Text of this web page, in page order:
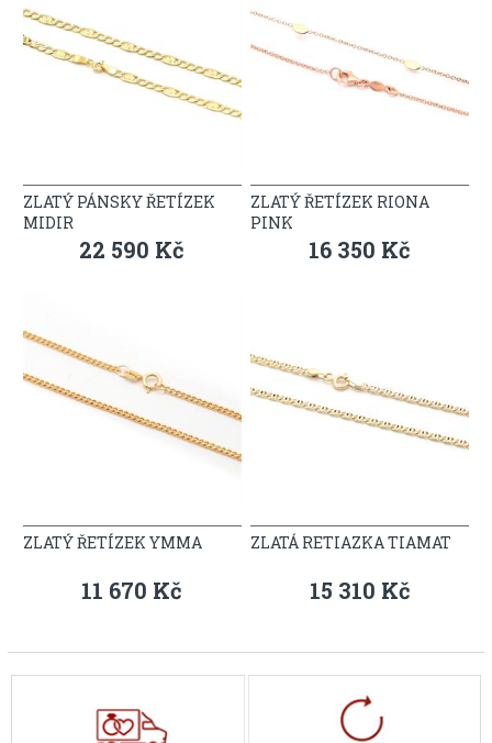
ZLATÝ PÁNSKY ŘETÍZEK
MIDIR
22 590 Kč
ZLATÝ ŘETÍZEK RIONA
PINK
16 350 Kč
ZLATÝ ŘETÍZEK YMMA
11 670 Kč
ZLATÁ RETIAZKA TIAMAT
15 310 Kč